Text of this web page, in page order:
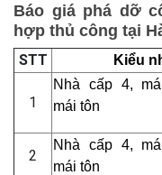
Báo giá phá dỡ
hợp thủ công tại
STT Kiểu
1
Nhà cấp 4,
mái tôn
2
Nhà cấp 4,
mái tôn